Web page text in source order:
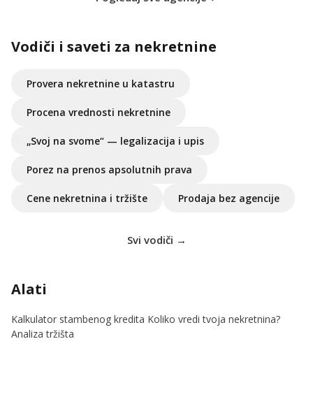
Vodiči i saveti za nekretnine
Provera nekretnine u katastru
Procena vrednosti nekretnine
„Svoj na svome“ — legalizacija i upis
Porez na prenos apsolutnih prava
Cene nekretnina i tržište Prodaja bez agencije
Svi vodiči →
Alati
Kalkulator stambenog kredita Koliko vredi tvoja nekretnina?
Analiza tržišta